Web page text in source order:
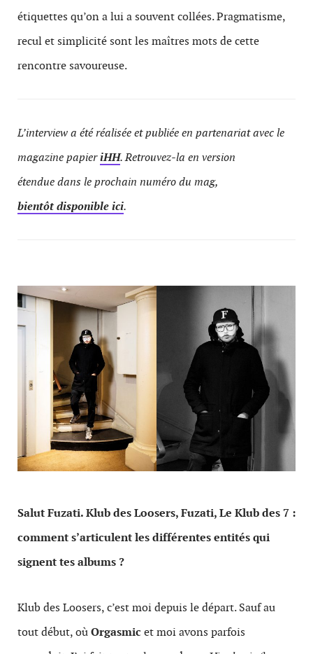
étiquettes qu’on a lui a souvent collées. Pragmatisme,
recul et simplicité sont les maîtres mots de cette
rencontre savoureuse.
L’interview a été réalisée et publiée en partenariat avec le
magazine papieriHH. Retrouvez-la en version
étendue dans le prochain numéro du mag,
bientôt disponible ici.
Salut Fuzati. Klub des Loosers, Fuzati, Le Klub des 7 :
comment s’articulent les différentes entités qui
signent tes albums ?
Klub des Loosers, c’est moi depuis le départ. Sauf au
tout début, oùOrgasmicet moi avons parfois